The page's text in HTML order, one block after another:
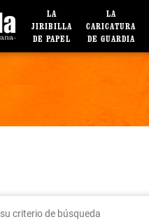
LA
JIRIBILLA
DE PAPEL
LA
CARICATURA
DE GUARDIA